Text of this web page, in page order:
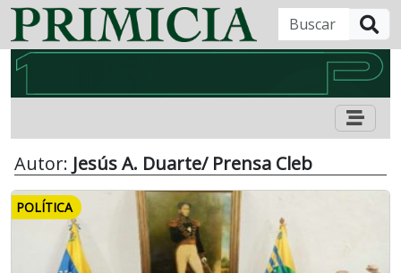
Autor: Jesús A. Duarte/ Prensa Cleb
POLÍTICA